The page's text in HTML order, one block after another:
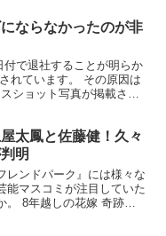
ならなかったのが非
で退社することが明らか
れています。 その原因は
ショット写真が掲載さ
太鳳と佐藤健！久々
明
レンドパーク』には様々な
能マスコミが注目していた
。 8年越しの花嫁 奇跡の